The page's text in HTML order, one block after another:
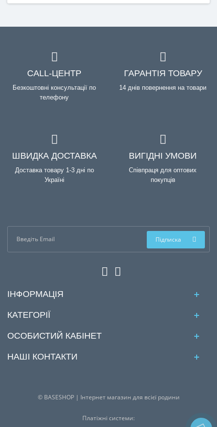
CALL-ЦЕНТР
Безкоштовні консультації по
телефону
ГАРАНТІЯ ТОВАРУ
14 днів повернення на товари
ШВИДКА ДОСТАВКА
Доставка товару 1-3 дні по
Україні
ВИГІДНІ УМОВИ
Співпраця для оптових
покупців
Підписка
ІНФОРМАЦІЯ
КАТЕГОРІЇ
ОСОБИСТИЙ КАБІНЕТ
НАШІ КОНТАКТИ
© BASESHOP | Інтернет магазин для всієї родини
Платіжні системи: